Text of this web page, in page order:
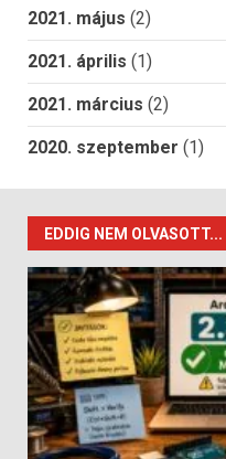
2021. május (2)
2021. április (1)
2021. március (2)
2020. szeptember (1)
EDDIG NEM OLVASOTT...